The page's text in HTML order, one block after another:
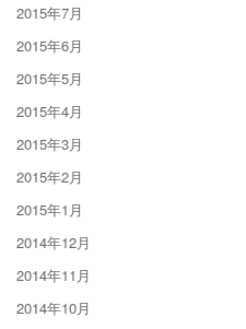
2015年7月
2015年6月
2015年5月
2015年4月
2015年3月
2015年2月
2015年1月
2014年12月
2014年11月
2014年10月